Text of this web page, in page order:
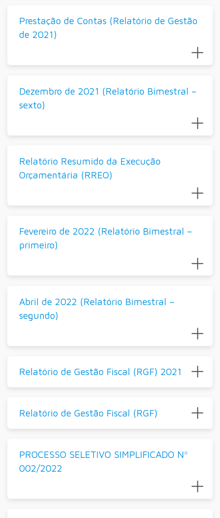
Prestação de Contas (Relatório de Gestão
de 2021)
Dezembro de 2021 (Relatório Bimestral –
sexto)
Relatório Resumido da Execução
Orçamentária (RREO)
Fevereiro de 2022 (Relatório Bimestral –
primeiro)
Abril de 2022 (Relatório Bimestral –
segundo)
Relatório de Gestão Fiscal (RGF) 2021
Relatório de Gestão Fiscal (RGF)
PROCESSO SELETIVO SIMPLIFICADO Nº
002/2022